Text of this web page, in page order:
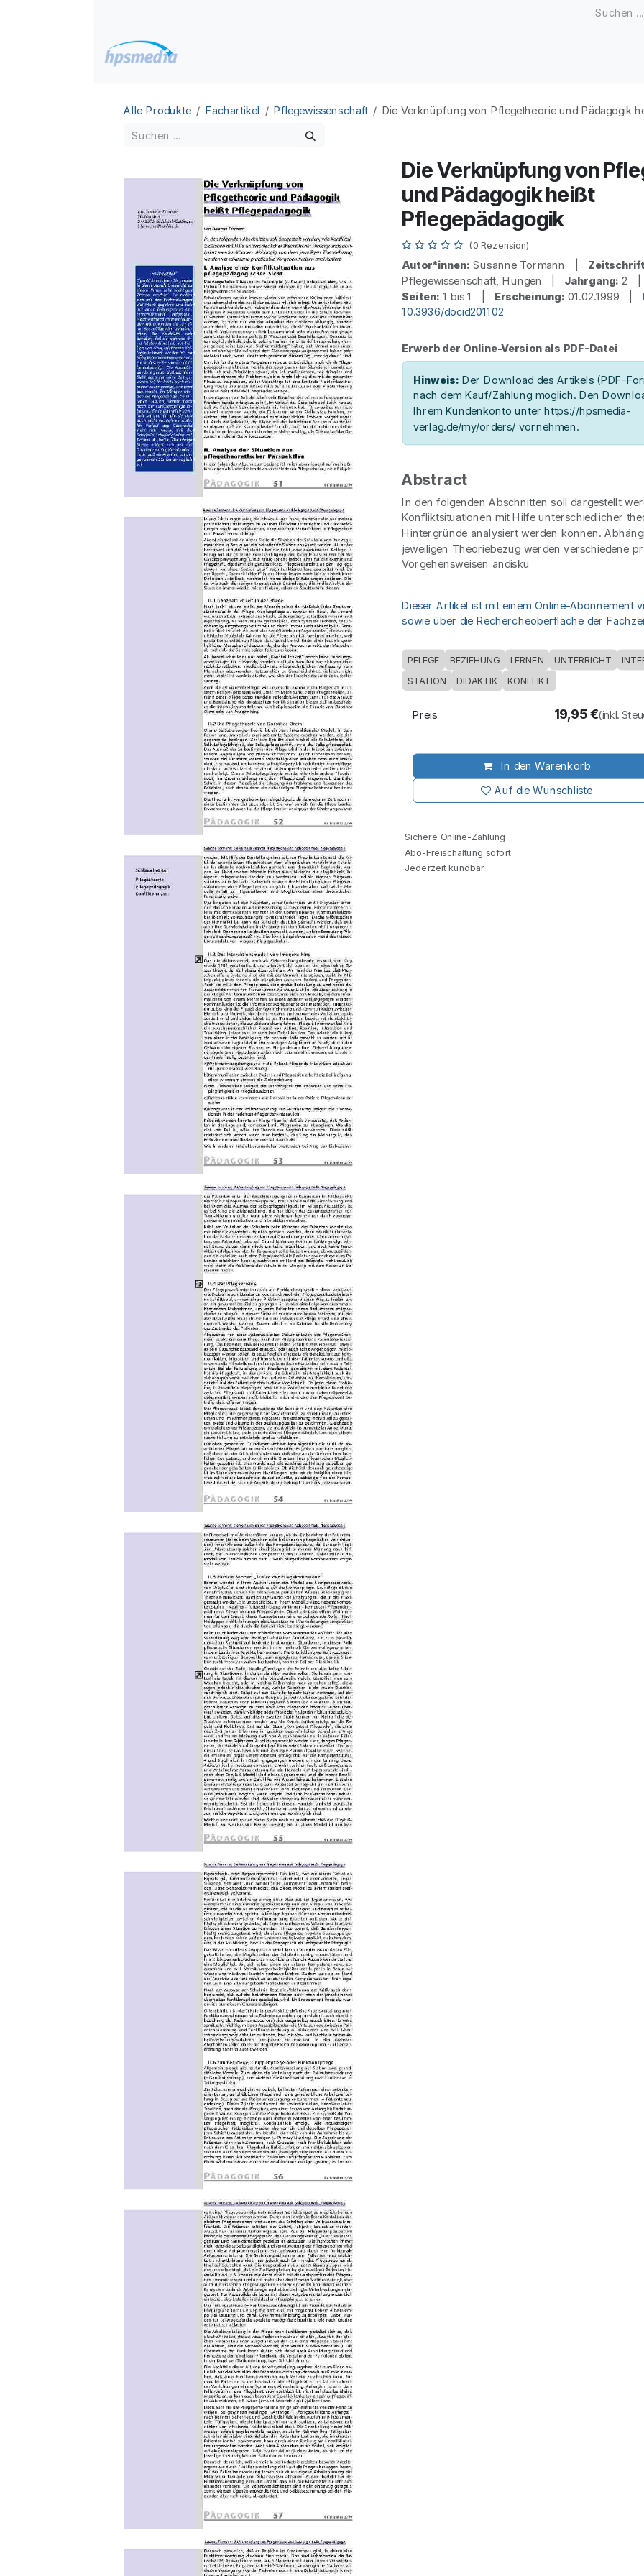
Alle Produkte Fachartikel Pflegewissenschaft Die Verknüpfung von Pflegetheorie und Pädagogik
Die Verknüpfung von
und Pädagogik heißt
Pflegepädagogik
(0 Rezension)
Autor*innen: Susanne Tormann |
Pflegewissenschaft, Hungen | Jahrgang: 2 |
Seiten: 1 bis 1 | Erscheinung: 01.02.1999 |
10.3936/docid201102
Erwerb der Online-Version als PDF-Datei
Hinweis: Der Download des Artikels (PDF-
nach dem Kauf/Zahlung möglich. Den
Ihrem Kundenkonto unter https://hpsmedia-
verlag.de/my/orders/ vornehmen.
Abstract
In den folgenden Abschnitten soll dargestellt
Konfliktsituationen mit Hilfe unterschiedlicher
Hintergründe analysiert werden können.
jeweiligen Theoriebezug werden verschiedene
Vorgehensweisen andisku
Dieser Artikel ist mit einem Online-Abonnement
sowie über die Rechercheoberfläche der
PFLEGE BEZIEHUNG LERNEN UNTERRICHT
STATION DIDAKTIK KONFLIKT
In den Warenkorb
Auf die Wunschliste
Preis 19,95€(inkl.
Sichere Online-Zahlung
Abo-Freischaltung sofort
Jederzeit kündbar